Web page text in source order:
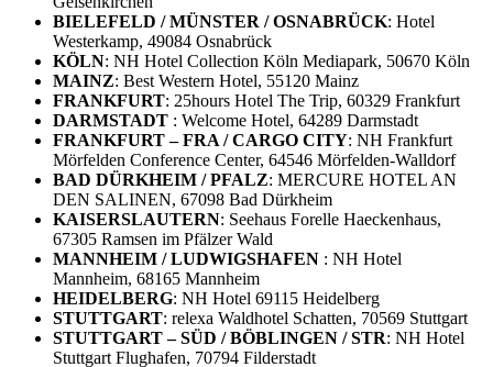
BIELEFELD / MÜNSTER / OSNABRÜCK: Hotel
Westerkamp, 49084 Osnabrück
KÖLN: NH Hotel Collection Köln Mediapark, 50670 Köln
MAINZ: Best Western Hotel, 55120 Mainz
FRANKFURT: 25hours Hotel The Trip, 60329 Frankfurt
DARMSTADT : Welcome Hotel, 64289 Darmstadt
FRANKFURT – FRA / CARGO CITY: NH Frankfurt
Mörfelden Conference Center, 64546 Mörfelden-Walldorf
BAD DÜRKHEIM / PFALZ: MERCURE HOTEL AN
DEN SALINEN, 67098 Bad Dürkheim
KAISERSLAUTERN: Seehaus Forelle Haeckenhaus,
67305 Ramsen im Pfälzer Wald
MANNHEIM / LUDWIGSHAFEN : NH Hotel
Mannheim, 68165 Mannheim
HEIDELBERG: NH Hotel 69115 Heidelberg
STUTTGART: relexa Waldhotel Schatten, 70569 Stuttgart
STUTTGART – SÜD / BÖBLINGEN / STR: NH Hotel
Stuttgart Flughafen, 70794 Filderstadt